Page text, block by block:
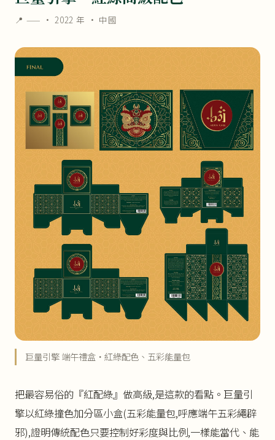
📍 —— · 2022 年 · 中國
巨量引擎 端午禮盒・紅綠配色、五彩能量包
把最容易俗的『紅配綠』做高級,是這款的看點。巨量引
擎以紅綠撞色加分區小盒(五彩能量包,呼應端午五彩繩辟
邪),證明傳統配色只要控制好彩度與比例,一樣能當代、能